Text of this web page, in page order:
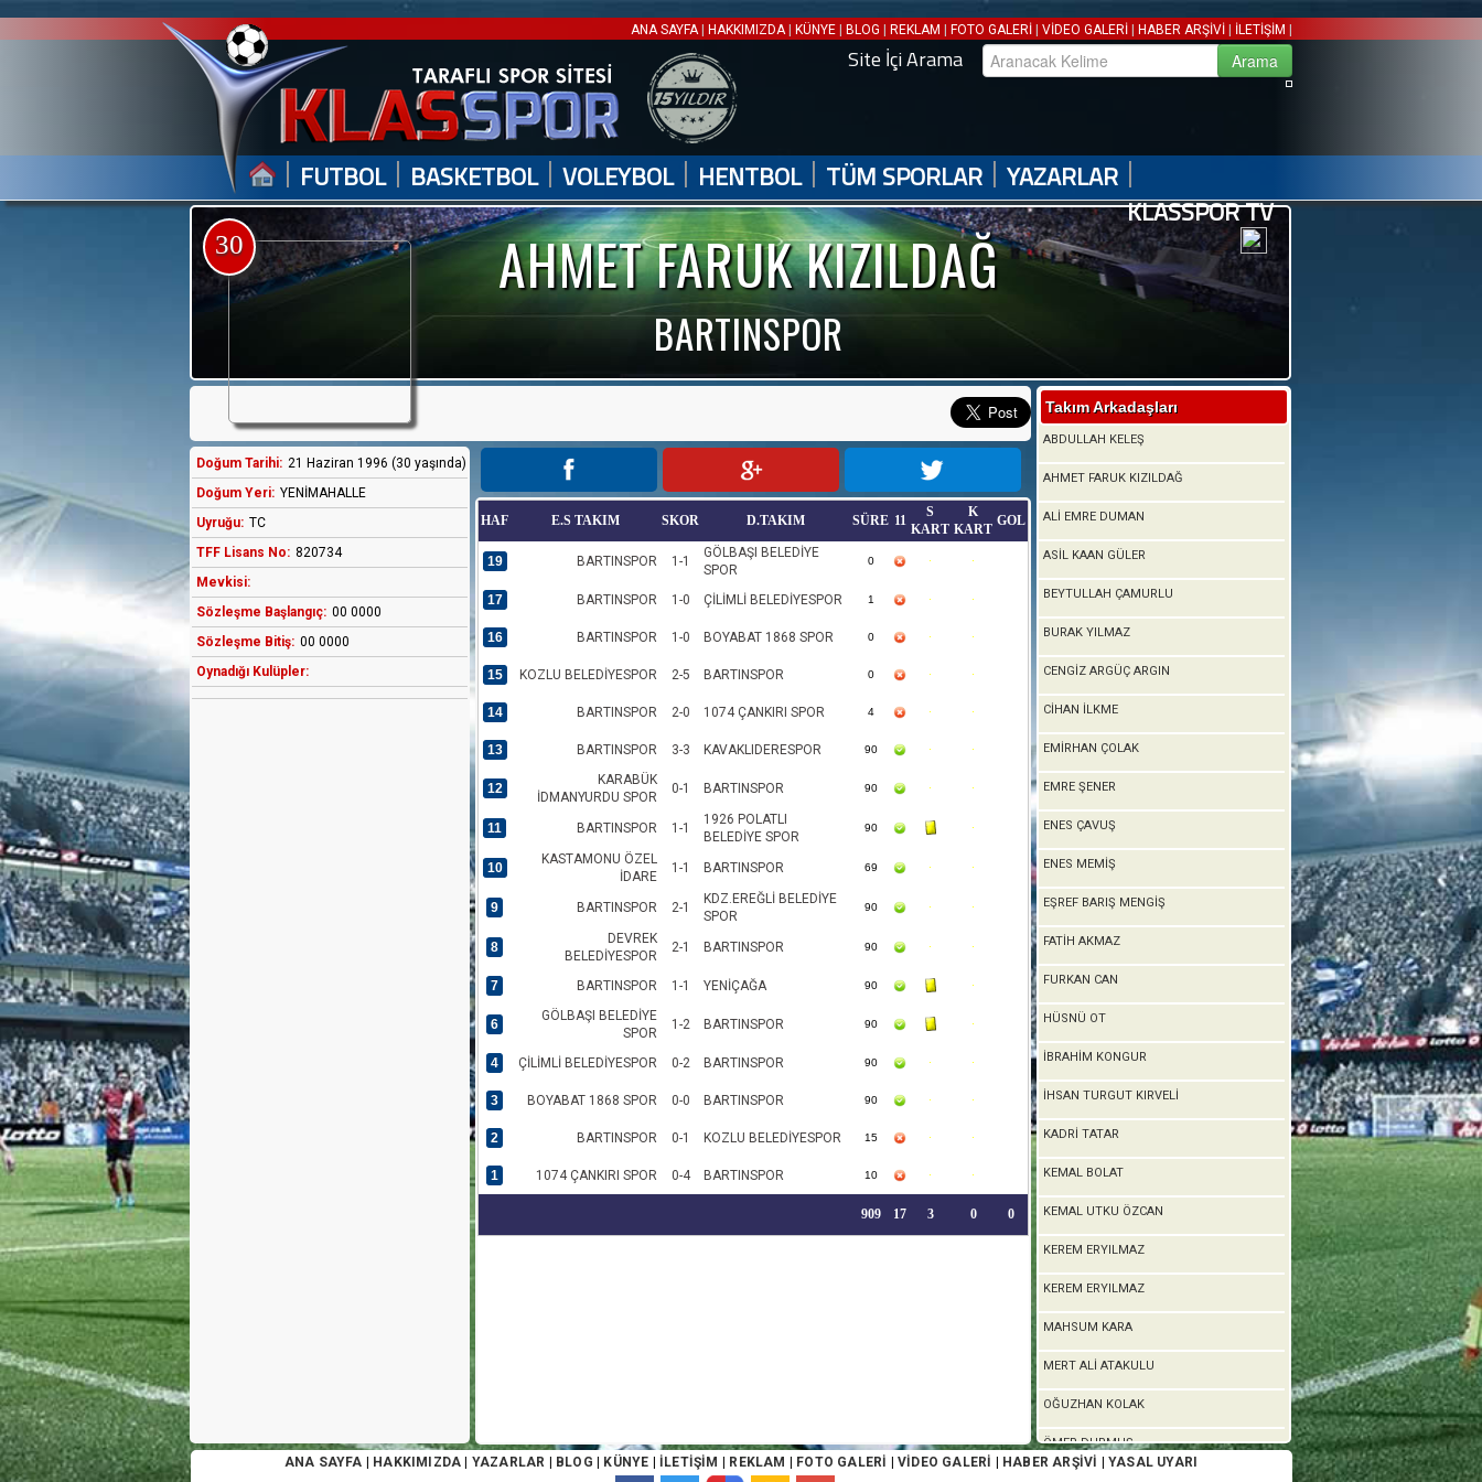
ANA SAYFA| HAKKIMIZDA| KÜNYE | BLOG | REKLAM | FOTO GALERİ | VİDEO GALERİ | HABER ARŞİVİ | İLETİŞİM |
Site İçi Arama
| FUTBOL | BASKETBOL | VOLEYBOL | HENTBOL | TÜM SPORLAR | YAZARLAR |
KLASSPOR TV
AHMET FARUK KIZILDAĞ
BARTINSPOR
30
Doğum Tarihi: 21 Haziran 1996 (30 yaşında)
Doğum Yeri: YENİMAHALLE
Uyruğu: TC
TFF Lisans No: 820734
Mevkisi:
Sözleşme Başlangıç: 00 0000
Sözleşme Bitiş: 00 0000
Oynadığı Kulüpler:
HAF E.S TAKIM SKOR D.TAKIM SÜRE 11
S
KART
K
KART
GOL
19 BARTINSPOR 1-1
GÖLBAŞI BELEDİYE
SPOR
0
17 BARTINSPOR 1-0 ÇİLİMLİ BELEDİYESPOR 1
16 BARTINSPOR 1-0 BOYABAT 1868 SPOR 0
15 KOZLU BELEDİYESPOR 2-5 BARTINSPOR 0
14 BARTINSPOR 2-0 1074 ÇANKIRI SPOR 4
13 BARTINSPOR 3-3 KAVAKLIDERESPOR 90
12
KARABÜK
İDMANYURDU SPOR
0-1 BARTINSPOR 90
11 BARTINSPOR 1-1
1926 POLATLI
BELEDİYE SPOR
90
10
KASTAMONU ÖZEL
İDARE
1-1 BARTINSPOR 69
9 BARTINSPOR 2-1
KDZ.EREĞLİ BELEDİYE
SPOR
90
8
DEVREK
BELEDİYESPOR
2-1 BARTINSPOR 90
7 BARTINSPOR 1-1 YENİÇAĞA 90
6
GÖLBAŞI BELEDİYE
SPOR
1-2 BARTINSPOR 90
4 ÇİLİMLİ BELEDİYESPOR 0-2 BARTINSPOR 90
3 BOYABAT 1868 SPOR 0-0 BARTINSPOR 90
2 BARTINSPOR 0-1 KOZLU BELEDİYESPOR 15
1 1074 ÇANKIRI SPOR 0-4 BARTINSPOR 10
909 17 3 0 0
Takım Arkadaşları
ABDULLAH KELEŞ
AHMET FARUK KIZILDAĞ
ALİ EMRE DUMAN
ASİL KAAN GÜLER
BEYTULLAH ÇAMURLU
BURAK YILMAZ
CENGİZ ARGÜÇ ARGIN
CİHAN İLKME
EMİRHAN ÇOLAK
EMRE ŞENER
ENES ÇAVUŞ
ENES MEMİŞ
EŞREF BARIŞ MENGİŞ
FATİH AKMAZ
FURKAN CAN
HÜSNÜ OT
İBRAHİM KONGUR
İHSAN TURGUT KIRVELİ
KADRİ TATAR
KEMAL BOLAT
KEMAL UTKU ÖZCAN
KEREM ERYILMAZ
KEREM ERYILMAZ
MAHSUM KARA
MERT ALİ ATAKULU
OĞUZHAN KOLAK
ÖMER DURMUŞ
ANA SAYFA HAKKIMIZDA YAZARLAR BLOG KÜNYE İLETİŞİM REKLAM FOTO GALERİ VİDEO GALERİ HABER ARŞİVİ YASAL UYARI